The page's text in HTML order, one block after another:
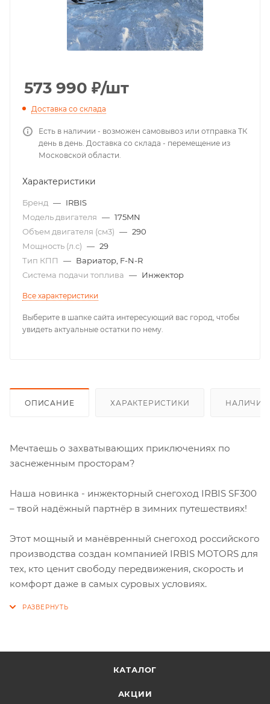
573 990 ₽/шт
Доставка со склада
Есть в наличии - возможен самовывоз или отправка ТК
день в день. Доставка со склада - перемещение из
Московской области.
Характеристики
Бренд — IRBIS
Модель двигателя — 175MN
Объем двигателя (см3) — 290
Мощность (л.с) — 29
Тип КПП
— Вариатор, F-N-R
Система подачи топлива — Инжектор
Все характеристики
Выберите в шапке сайта интересующий вас город, чтобы
увидеть актуальные остатки по нему.
ОПИСАНИЕ ХАРАКТЕРИСТИКИ НАЛИЧИЕ
Мечтаешь о захватывающих приключениях по
заснеженным просторам?
Наша новинка - инжекторный снегоход IRBIS SF300
– твой надёжный партнёр в зимних путешествиях!
Этот мощный и манёвренный снегоход российского
производства создан компанией IRBIS MOTORS для
тех, кто ценит свободу передвижения, скорость и
комфорт даже в самых суровых условиях.
КАТАЛОГ
АКЦИИ